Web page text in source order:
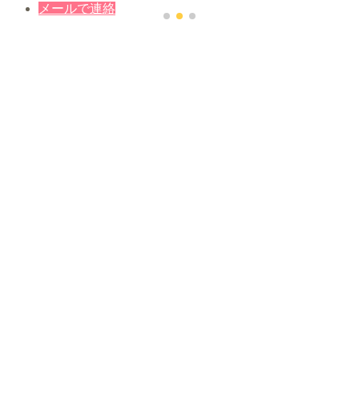
メールで連絡